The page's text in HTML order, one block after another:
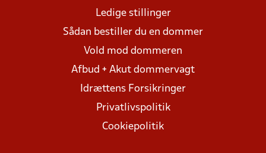
Ledige stillinger
Sådan bestiller du en dommer
Vold mod dommeren
Afbud + Akut dommervagt
Idrættens Forsikringer
Privatlivspolitik
Cookiepolitik